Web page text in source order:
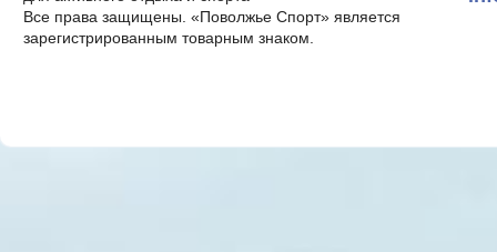
Все права защищены. «Поволжье Спорт» является
зарегистрированным товарным знаком.